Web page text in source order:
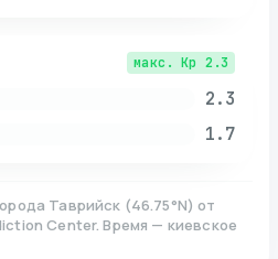
макс. Kp 2.3
2.3
1.7
Таврийск (46.75°N)от
Center. Время — киевское